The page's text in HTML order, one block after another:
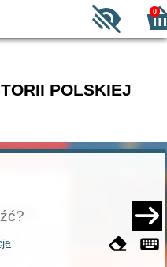
0
POLSKIEJ